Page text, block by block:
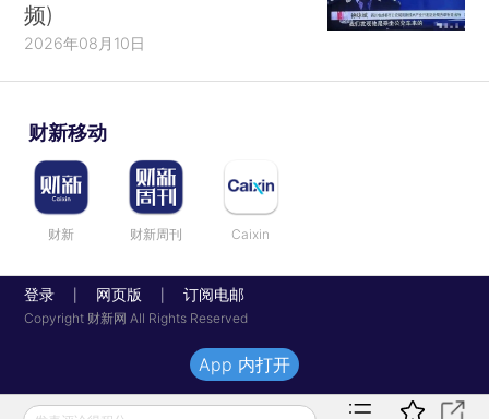
频)
2026年08月10日
财新移动
财新 财新周刊 Caixin
登录 网页版 订阅电邮
Copyright 财新网 All Rights Reserved
App 内打开